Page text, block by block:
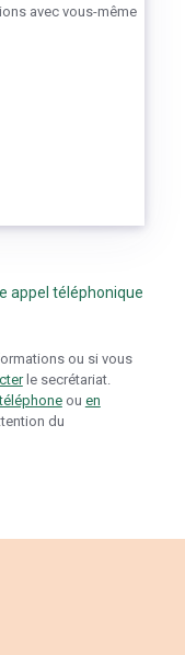
avec vous-même
appel téléphonique
ou si vous
le secrétariat.
ou en
du